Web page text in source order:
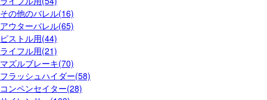
その他のバレル(16)
アウターバレル(65)
ピストル用(44)
ライフル用(21)
マズルブレーキ(70)
フラッシュハイダー(58)
コンペンセイター(28)